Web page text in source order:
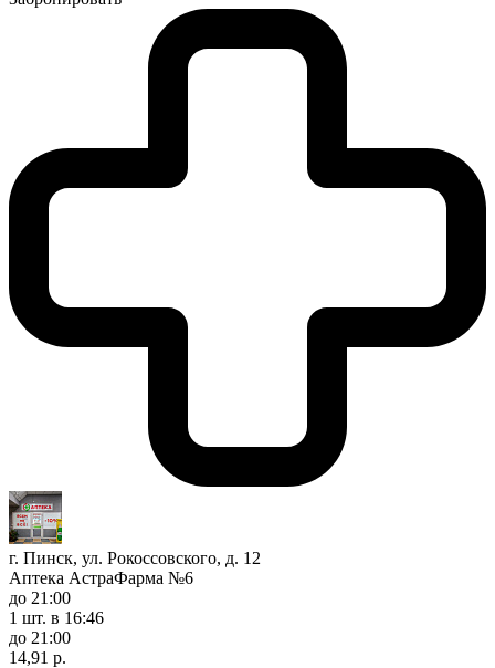
г. Пинск, ул. Рокоссовского, д. 12
Аптека АстраФарма №6
до 21:00
1 шт. в 16:46
до 21:00
14,91 р.